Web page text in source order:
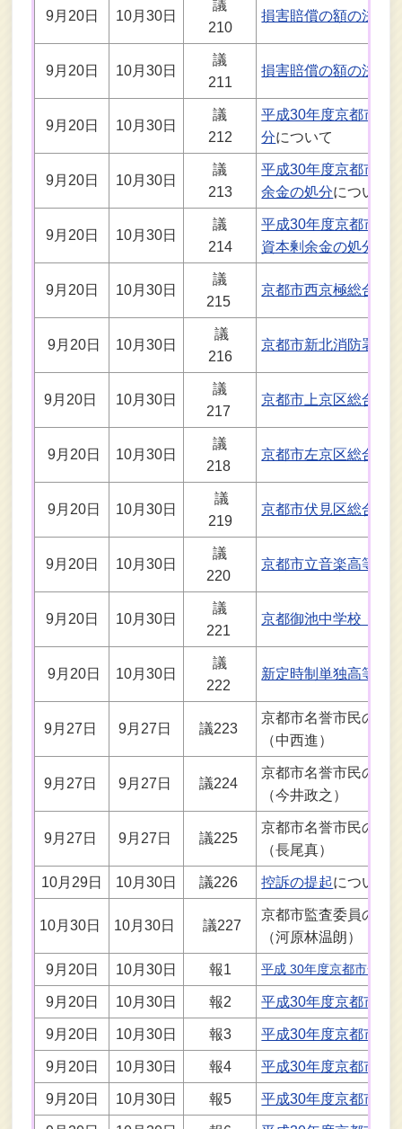
9月20日 10月30日
議
210
損害賠償の額の決定
9月20日 10月30日
議
211
損害賠償の額の決定
9月20日 10月30日
議
212
平成30年度京都市自
分について
9月20日 10月30日
議
213
平成30年度京都市水
余金の処分について
9月20日 10月30日
議
214
平成30年度京都市公
資本剰余金の処分
9月20日 10月30日
議
215
京都市西京極総合運
9月20日 10月30日
議
216
京都市新北消防署（
9月20日 10月30日
議
217
京都市上京区総合庁
9月20日 10月30日
議
218
京都市左京区総合庁
9月20日 10月30日
議
219
京都市伏見区総合庁
9月20日 10月30日
議
220
京都市立音楽高等学
9月20日 10月30日
議
221
京都御池中学校・複
9月20日 10月30日
議
222
新定時制単独高等学
9月27日 9月27日 議223
京都市名誉市民の表
（中西進）
9月27日 9月27日 議224
京都市名誉市民の表
（今井政之）
9月27日 9月27日 議225
京都市名誉市民の表
（長尾真）
10月29日 10月30日 議226 控訴の提起について
10月30日 10月30日 議227
京都市監査委員の選
（河原林温朗）
9月20日 10月30日 報1 平成 30年度京都市一般
9月20日 10月30日 報2 平成30年度京都市母
9月20日 10月30日 報3 平成30年度京都市国
9月20日 10月30日 報4 平成30年度京都市介
9月20日 10月30日 報5 平成30年度京都市後